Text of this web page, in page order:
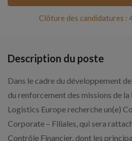
Clôture des candidatures :
Description du poste
Dans le cadre du développement
du renforcement des missions de
Logistics Europe recherche un(e)
Corporate – Filiales, qui sera
Contrôle Financier, dont les